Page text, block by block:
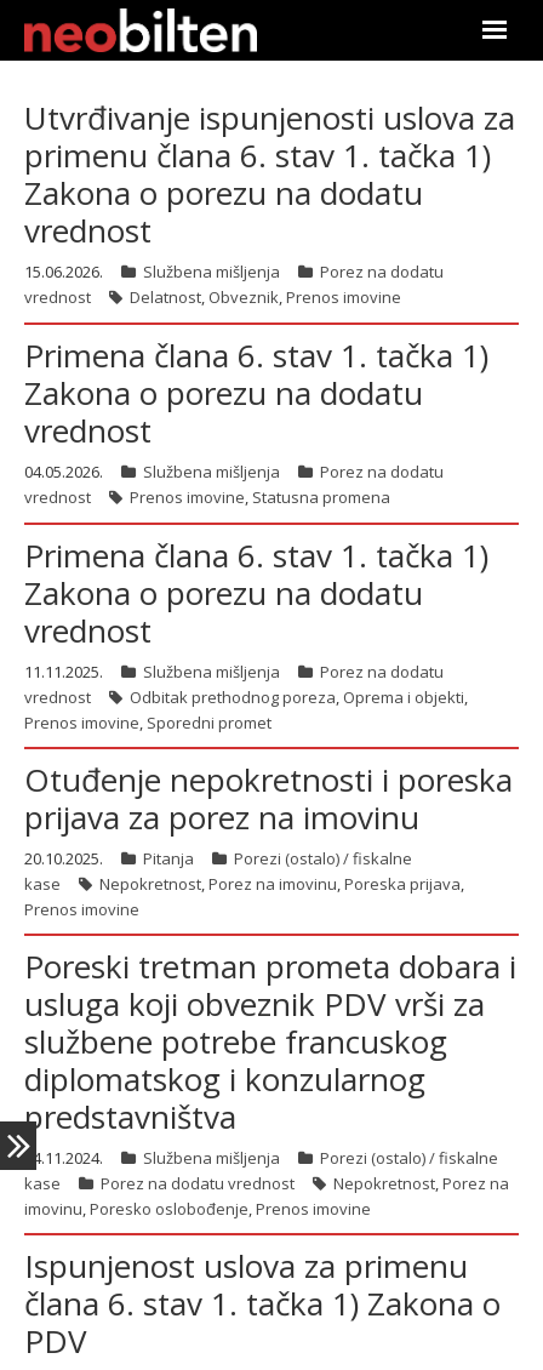
Претрага
Актуелно
Подаци
Линкови
О нама
Претплата
Пријава
latinica
Utvrđivanje ispunjenosti uslova za
primenu člana 6. stav 1. tačka 1)
Zakona o porezu na dodatu
vrednost
15.06.2026. Službena mišljenja
Porez na dodatu
vrednost
Delatnost, Obveznik,Prenos imovine
Primena člana 6. stav 1. tačka 1)
Zakona o porezu na dodatu
vrednost
04.05.2026. Službena mišljenja
Porez na dodatu
vrednost
Prenos imovine, Statusna promena
Primena člana 6. stav 1. tačka 1)
Zakona o porezu na dodatu
vrednost
11.11.2025. Službena mišljenja
Porez na dodatu
vrednost
Odbitak prethodnog poreza, Oprema i objekti,
Prenos imovine, Sporedni promet
Otuđenje nepokretnosti i poreska
prijava za porez na imovinu
20.10.2025. Pitanja
Porezi (ostalo) / fiskalne
kase
Nepokretnost,Porez na imovinu,Poreska prijava,
Prenos imovine
Poreski tretman prometa dobara i
usluga koji obveznik PDV vrši za
službene potrebe francuskog
diplomatskog i konzularnog
predstavništva
04.11.2024. Službena mišljenja
Porezi (ostalo) / fiskalne
kase
Porez na dodatu vrednost Nepokretnost,Porez na
imovinu,Poresko oslobođenje,Prenos imovine
Ispunjenost uslova za primenu
člana 6. stav 1. tačka 1) Zakona o
PDV